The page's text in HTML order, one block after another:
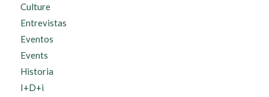
Culture
Entrevistas
Eventos
Events
Historia
I+D+i